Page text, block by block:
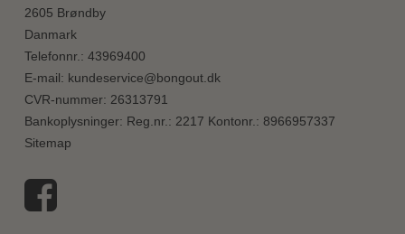
2605 Brøndby
Danmark
Telefonnr.: 43969400
E-mail: kundeservice@bongout.dk
CVR-nummer: 26313791
Bankoplysninger: Reg.nr.: 2217 Kontonr.: 8966957337
Sitemap